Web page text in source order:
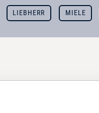
LIEBHERR MIELE